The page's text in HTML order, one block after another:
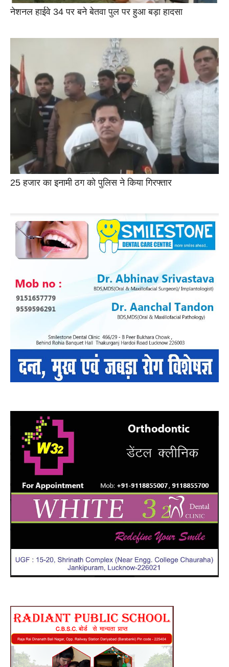
नेशनल हाईवे 34 पर बने बेतवा पुल पर हुआ बड़ा हादसा
25 हजार का इनामी ठग को पुलिस ने किया गिरफ्तार